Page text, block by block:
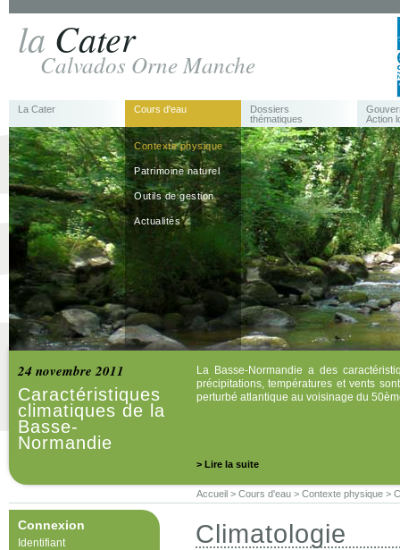
la Cater
Calvados Orne Manche
La Cater Cours d'eau
Contexte physique
Patrimoine naturel
Outils de gestion
Actualités
Dossiers
thématiques
Action
24 novembre 2011
Caractéristiques
climatiques de la
Basse-
Normandie
La Basse-Normandie a des
précipitations, températures et vents
perturbé atlantique au voisinage du
> Lire la suite
Accueil > Cours d'eau > Contexte physique >
Connexion
Identifiant Climatologie